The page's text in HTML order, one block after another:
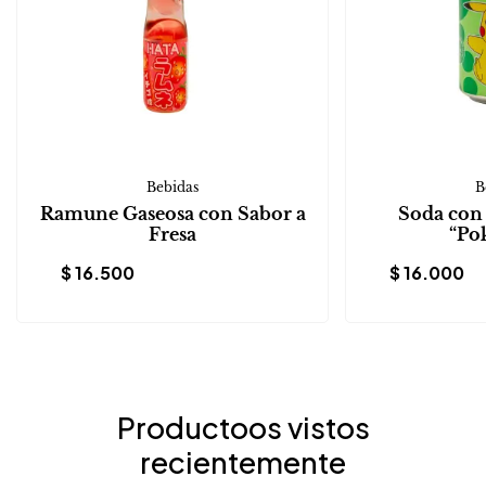
Bebidas
Ramune Gaseosa con Sabor a
Fresa
$16.500
Soda
$16.000
Productoos vistos
recientemente